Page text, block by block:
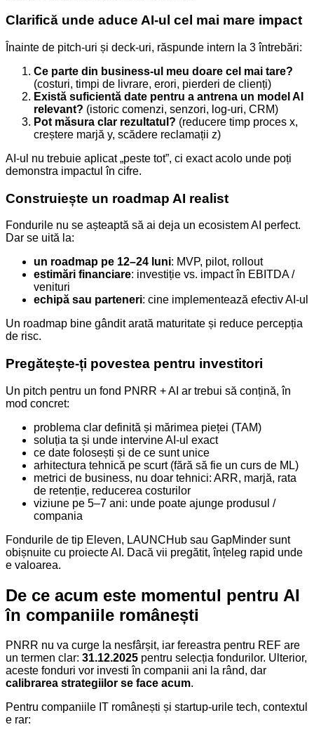
Clarifică unde aduce AI-ul cel mai mare impact
Înainte de pitch-uri și deck-uri, răspunde intern la 3 întrebări:
Ce parte din business-ul meu doare cel mai tare?
(costuri, timpi de livrare, erori, pierderi de clienți)
Există suficientă date pentru a antrena un model AI
relevant? (istoric comenzi, senzori, log-uri, CRM)
Pot măsura clar rezultatul? (reducere timp proces x,
creștere marjă y, scădere reclamații z)
AI-ul nu trebuie aplicat „peste tot”, ci exact acolo unde poți
demonstra impactul în cifre.
Construiește un roadmap AI realist
Fondurile nu se așteaptă să ai deja un ecosistem AI perfect.
Dar se uită la:
un roadmap pe 12–24 luni: MVP, pilot, rollout
estimări financiare: investiție vs. impact în EBITDA /
venituri
echipă sau parteneri: cine implementează efectiv AI-ul
Un roadmap bine gândit arată maturitate și reduce percepția
de risc.
Pregătește-ți povestea pentru investitori
Un pitch pentru un fond PNRR + AI ar trebui să conțină, în
mod concret:
problema clar definită și mărimea pieței (TAM)
soluția ta și unde intervine AI-ul exact
ce date folosești și de ce sunt unice
arhitectura tehnică pe scurt (fără să fie un curs de ML)
metrici de business, nu doar tehnici: ARR, marjă, rata
de retenție, reducerea costurilor
viziune pe 5–7 ani: unde poate ajunge produsul /
compania
Fondurile de tip Eleven, LAUNCHub sau GapMinder sunt
obișnuite cu proiecte AI. Dacă vii pregătit, înțeleg rapid unde
e valoarea.
De ce acum este momentul pentru AI
în companiile românești
PNRR nu va curge la nesfârșit, iar fereastra pentru REF are
un termen clar: 31.12.2025 pentru selecția fondurilor. Ulterior,
aceste fonduri vor investi în companii ani la rând, dar
calibrarea strategiilor se face acum.
Pentru companiile IT românești și startup-urile tech, contextul
e rar: